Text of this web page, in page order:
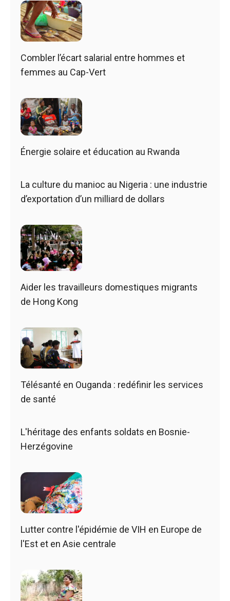
Combler l’écart salarial entre hommes et
femmes au Cap-Vert
Énergie solaire et éducation au Rwanda
La culture du manioc au Nigeria : une industrie
d’exportation d’un milliard de dollars
Aider les travailleurs domestiques migrants
de Hong Kong
Télésanté en Ouganda : redéfinir les services
de santé
L'héritage des enfants soldats en Bosnie-
Herzégovine
Lutter contre l'épidémie de VIH en Europe de
l'Est et en Asie centrale